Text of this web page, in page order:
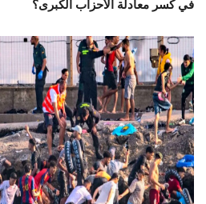
في كسر معادلة الأحزاب الكبرى؟